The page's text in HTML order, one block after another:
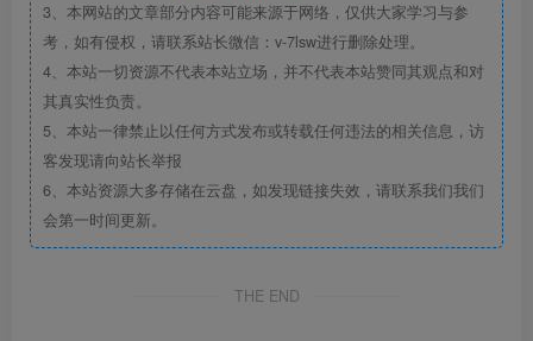
3、本网站的文章部分内容可能来源于网络，仅供大家学习与参
考，如有侵权，请联系站长微信：v-7lsw进行删除处理。
4、本站一切资源不代表本站立场，并不代表本站赞同其观点和对
其真实性负责。
5、本站一律禁止以任何方式发布或转载任何违法的相关信息，访
客发现请向站长举报
6、本站资源大多存储在云盘，如发现链接失效，请联系我们我们
会第一时间更新。
THE END